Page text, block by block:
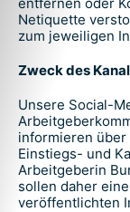
Netiquette
zum jeweiligen
Zweck des
Unsere Social-
informieren
Einstiegs- und
Arbeitgeberin
sollen daher
veröffentlichten